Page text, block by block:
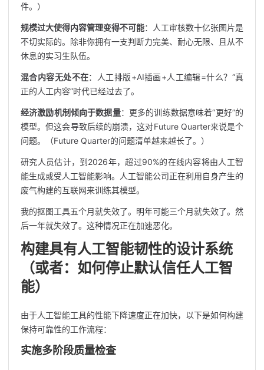
件。）
规模过大使得内容管理变得不可能：人工审核数十亿张图片是
不切实际的。除非你拥有一支判断力完美、耐心无限、且从不
休息的实习生队伍。
混合内容无处不在：人工排版+AI插画+人工编辑=什么？“真
正的人工内容”时代已经过去了。
经济激励机制倾向于数据量：更多的训练数据意味着“更好”的
模型。但这会导致后续的崩溃，这对Future Quarter来说是个
问题。（Future Quarter的问题清单越来越长了。）
研究人员估计，到2026年，超过90%的在线内容将由人工智
能生成或受人工智能影响。人工智能公司正在利用自身产生的
废气构建的互联网来训练其模型。
我的抠图工具五个月就失效了。明年可能三个月就失效了。然
后一年就失效了。这种情况正在加速恶化。
构建具有人工智能韧性的设计系统
（或者：如何停止默认信任人工智
能）
由于人工智能工具的性能下降速度正在加快，以下是如何构建
保持可靠性的工作流程：
实施多阶段质量检查